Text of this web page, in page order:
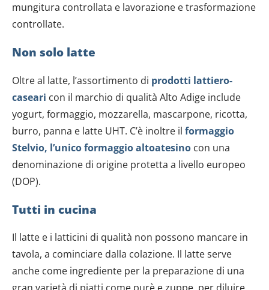
mungitura controllata e lavorazione e trasformazione
controllate.
Non solo latte
Oltre al latte, l’assortimento di prodotti lattiero-
caseari con il marchio di qualità Alto Adige include
yogurt, formaggio, mozzarella, mascarpone, ricotta,
burro, panna e latte UHT. C’è inoltre il formaggio
Stelvio, l’unico formaggio altoatesino con una
denominazione di origine protetta a livello europeo
(DOP).
Tutti in cucina
Il latte e i latticini di qualità non possono mancare in
tavola, a cominciare dalla colazione. Il latte serve
anche come ingrediente per la preparazione di una